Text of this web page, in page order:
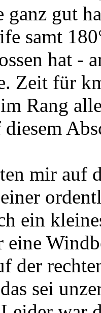
ganz gut
samt
hat -
Zeit für
Rang
diesem
mir auf
ein
der
sei